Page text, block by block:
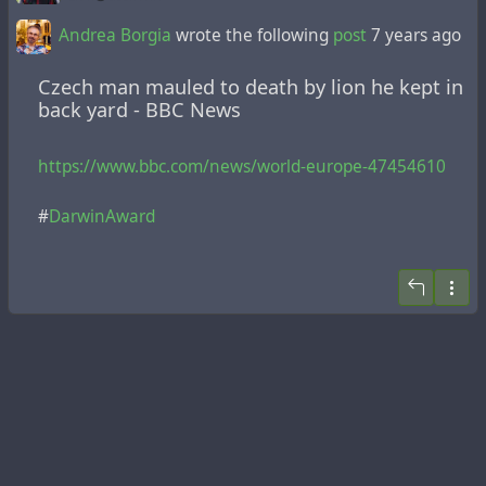
Andrea Borgia wrote the following post 7 years ago
Czech man mauled to death by lion he kept in
back yard - BBC News
https://www.bbc.com/news/world-europe-47454610
#DarwinAward